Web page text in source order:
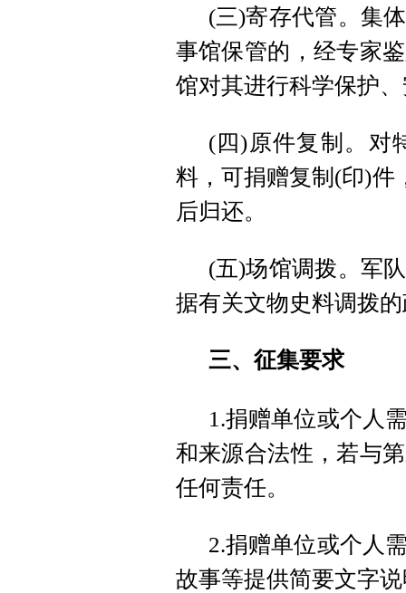
(三)寄存代管。集
事馆保管的，经专家
馆对其进行科学保护
(四)原件复制。对
料，可捐赠复制(印)件
后归还。
(五)场馆调拨。军
据有关文物史料调拨
三、征集要求
1.捐赠单位或个人
和来源合法性，若与
任何责任。
2.捐赠单位或个人
故事等提供简要文字